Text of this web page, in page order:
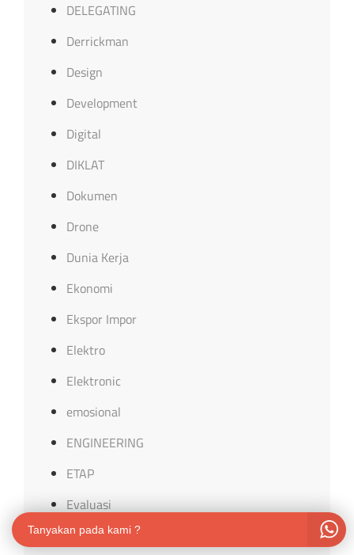
DELEGATING
Derrickman
Design
Development
Digital
DIKLAT
Dokumen
Drone
Dunia Kerja
Ekonomi
Ekspor Impor
Elektro
Elektronic
emosional
ENGINEERING
ETAP
Evaluasi
Event Organizer
Tanyakan pada kami ?